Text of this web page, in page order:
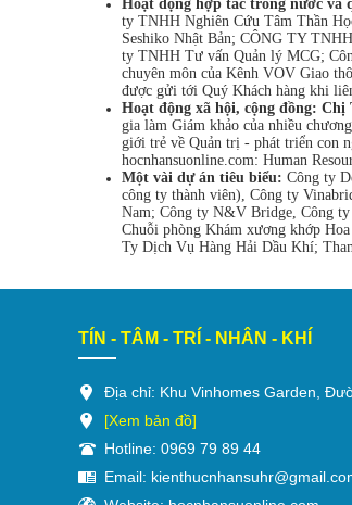
Hoạt động hợp tác trong nước và
ty TNHH Nghiên Cứu Tâm Thần
Seshiko Nhật Bản; CÔNG TY
ty TNHH Tư vấn Quản lý MCG;
chuyên môn của Kênh VOV Giao
được gửi tới Quý Khách hàng khi
Hoạt động xã hội, cộng đồng: Chị
gia làm Giám khảo của nhiều
giới trẻ về Quản trị - phát triển con
hocnhansuonline.com: Human
Một vài dự án tiêu biểu: Công ty
công ty thành viên), Công ty
Nam; Công ty N&V Bridge, Công ty
Chuỗi phòng Khám xương khớp
Ty Dịch Vụ Hàng Hải Dầu Khí;
TÍN - TÂM - TRÍ - NHÂN - KHÍ
Địa chỉ: Khu Vinhomes Garden,
[Xem bản đồ]
Hotline: 0969 79 89 44
Email: